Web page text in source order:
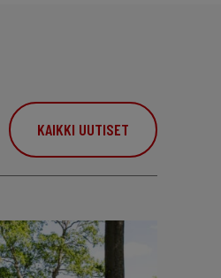
KAIKKI UUTISET